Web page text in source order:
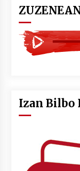
Izan Bilbo